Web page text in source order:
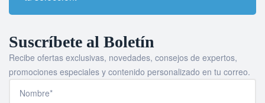
Suscríbete al Boletín
Recibe ofertas exclusivas, novedades, consejos de expertos,
promociones especiales y contenido personalizado en tu correo.